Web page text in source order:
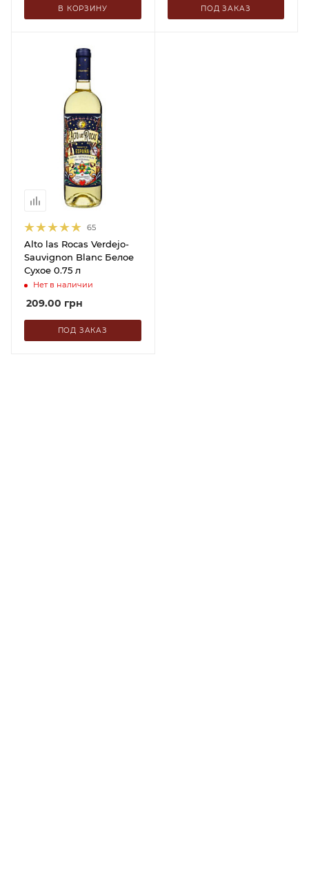
В КОРЗИНУ ПОД ЗАКАЗ
65
Alto las Rocas Verdejo-
Sauvignon Blanc Белое
Сухое 0.75 л
Нет в наличии
209.00 грн
ПОД ЗАКАЗ